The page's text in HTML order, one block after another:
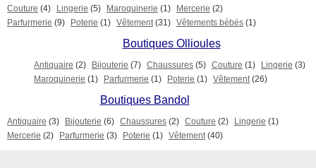
Couture (4) Lingerie (5) Maroquinerie (1) Mercerie (2)
Parfurmerie (9) Poterie (1) Vêtement (31) Vêtements bébés (1)
Boutiques Ollioules
Antiquaire (2) Bijouterie (7) Chaussures (5) Couture (1) Lingerie (3)
Maroquinerie (1) Parfurmerie (1) Poterie (1) Vêtement (26)
Boutiques Bandol
Antiquaire (3) Bijouterie (6) Chaussures (2) Couture (2) Lingerie (1)
Mercerie (2) Parfurmerie (3) Poterie (1) Vêtement (40)